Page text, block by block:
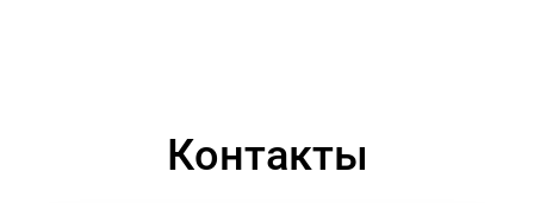
Контакты